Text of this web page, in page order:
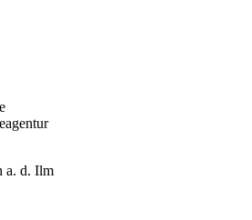
a. d. Ilm